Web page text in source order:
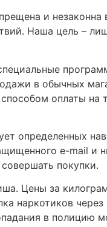
и
Наша цель –
в обычных
оплаты на
определенных
e-mail и
покупки.
Цены за
наркотиков
в полицию